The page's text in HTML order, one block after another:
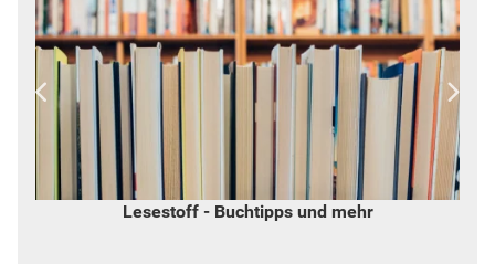
Lesestoff - Buchtipps und mehr